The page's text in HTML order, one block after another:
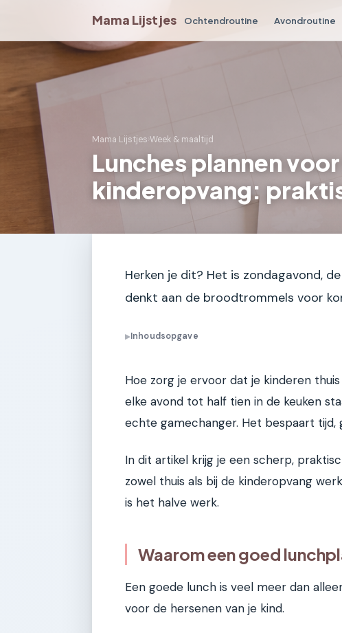
Mama Lijstjes Ochtendroutine Avondroutine
Mama Lijstjes Week & maaltijd
Lunches plannen
kinderopvang:
Herken je dit? Het is zondagavond,
denkt aan de broodtrommels voor
▶Inhoudsopgave
Hoe zorg je ervoor dat je kinderen
elke avond tot half tien in de keuken
echte gamechanger. Het bespaart tijd,
In dit artikel krijg je een scherp,
zowel thuis als bij de kinderopvang
is het halve werk.
Waarom een goed
Een goede lunch is veel meer dan
voor de hersenen van je kind.